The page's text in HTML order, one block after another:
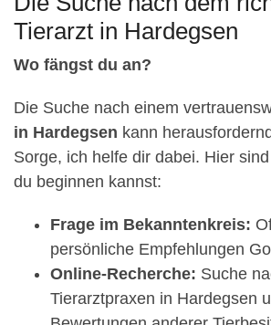
Tierarzt in Hardegsen
Wo fängst du an?
Die Suche nach einem
in Hardegsen kann
Sorge, ich helfe dir dabei. Hier
du beginnen kannst:
Frage im Bekanntenkreis:
persönliche Empfehlungen
Online-Recherche: Suche
Tierarztpraxen in Hardegsen